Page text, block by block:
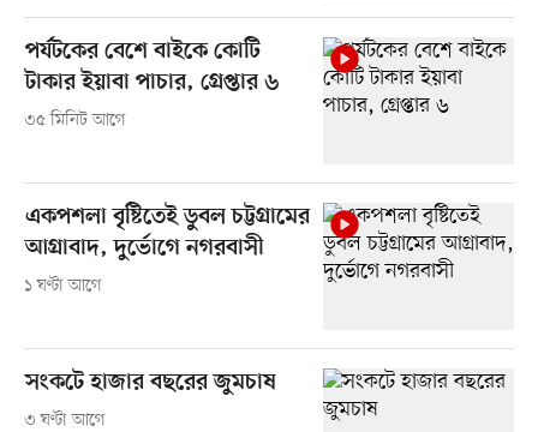
পর্যটকের বেশে বাইকে কোটি
টাকার ইয়াবা পাচার, গ্রেপ্তার ৬
৩৫ মিনিট আগে
একপশলা বৃষ্টিতেই ডুবল চট্টগ্রামের
আগ্রাবাদ, দুর্ভোগে নগরবাসী
১ ঘণ্টা আগে
সংকটে হাজার বছরের জুমচাষ
৩ ঘণ্টা আগে